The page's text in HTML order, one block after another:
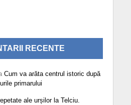
RECENTE
Cum va arăta centrul istoric după
primarului
ale urșilor la Telciu.